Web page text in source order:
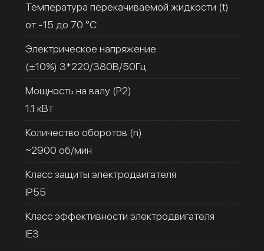
Температура перекачиваемой жидкости (t)
от -15 до 70 °C
Электрическое напряжение
(±10%) 3*220/380В/50Гц
Мощность на валу (Р2)
1.1 кВт
Количество оборотов (n)
~2900 об/мин
Класс защиты электродвигателя
IP55
Класс эффективности электродвигателя
IE3